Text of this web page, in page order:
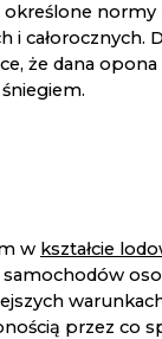
określone
i całorocznych.
że dana
w kształcie
przez co